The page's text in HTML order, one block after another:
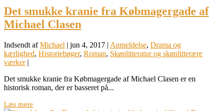
Det smukke kranie fra Købmagergade af
Michael Clasen
Indsendt afMichael | jun 4, 2017 | Anmeldelse, Drama og
kærlighed, Historiebøger, Roman, Skønlitteratur og skønlitterære
værker|
Det smukke kranie fra Købmagergade af Michael Clasen er en
historisk roman, der er basseret på...
Læs mere